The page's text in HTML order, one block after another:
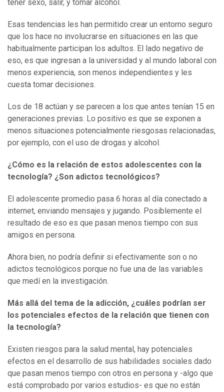
tener sexo, salir, y tomar alcohol.
Esas tendencias les han permitido crear un entorno seguro
que los hace no involucrarse en situaciones en las que
habitualmente participan los adultos. El lado negativo de
eso, es que ingresan a la universidad y al mundo laboral con
menos experiencia, son menos independientes y les
cuesta tomar decisiones.
Los de 18 actúan y se parecen a los que antes tenían 15 en
generaciones previas. Lo positivo es que se exponen a
menos situaciones potencialmente riesgosas relacionadas,
por ejemplo, con el uso de drogas y alcohol.
¿Cómo es la relación de estos adolescentes con la
tecnología? ¿Son adictos tecnológicos?
El adolescente promedio pasa 6 horas al día conectado a
internet, enviando mensajes y jugando. Posiblemente el
resultado de eso es que pasan menos tiempo con sus
amigos en persona.
Ahora bien, no podría definir si efectivamente son o no
adictos tecnológicos porque no fue una de las variables
que medí en la investigación.
Más allá del tema de la adicción, ¿cuáles podrían ser
los potenciales efectos de la relación que tienen con
la tecnología?
Existen riesgos para la salud mental, hay potenciales
efectos en el desarrollo de sus habilidades sociales dado
que pasan menos tiempo con otros en persona y -algo que
está comprobado por varios estudios- es que no están